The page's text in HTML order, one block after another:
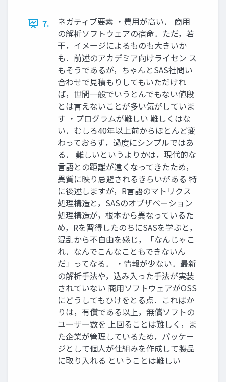
7.
ネガティブ要素 ・費用が高い． 商用
の解析ソフトウェアの宿命．ただ，若
干，イメージによるものも大きいか
も．前述のアカデミア向けライセン ス
もそうであるが，ちゃんとSAS社問い
合わせで見積もりしてもいただけれ
ば，世間一般でいうとんでもない値段
とは言えないことが多い気がしていま
す ・プログラムが難しい 難しくはな
い．むしろ40年以上前からほとんど変
わっておらず，過度にシンプルではあ
る． 難しいというよりかは，現代的な
言語との距離が遠くなってきたため，
異質に映り忌避されるきらいがある 特
に後述しますが，R言語のマトリクス
処理構造と，SASのオブザベーション
処理構造が，根本から異なっているた
め，Rを習得したのちにSASを学ぶと，
混乱から不自由を感じ，「なんじゃこ
れ．なんでこんなこともできないん
だ」ってなる． ・情報が少ない．最新
の解析手法や，込み入った手法が実装
されていない 商用ソフトウェアがOSS
にどうしてもひけをとる点．こればか
りは，有償である以上，無償ソフトの
ユーザー数を 上回ることは難しく，ま
た企業が管理しているため，パッケー
ジとして個人が仕組みを作成して製品
に取り入れる ということは難しい